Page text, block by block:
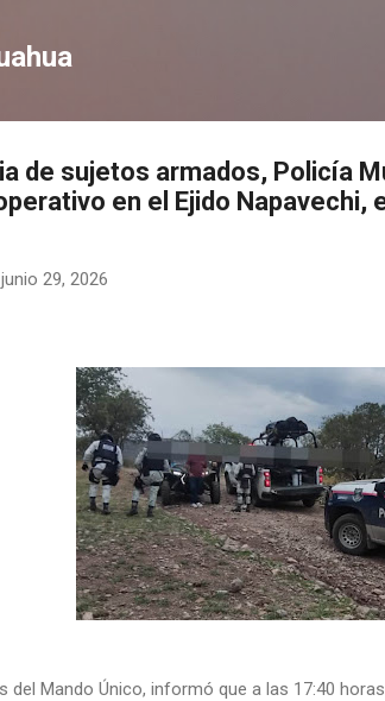
de sujetos armados, Policía
en el Ejido Napavechi,
junio 29, 2026
del Mando Único, informó que a las 17:40